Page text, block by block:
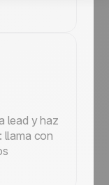
lead y haz
llama con